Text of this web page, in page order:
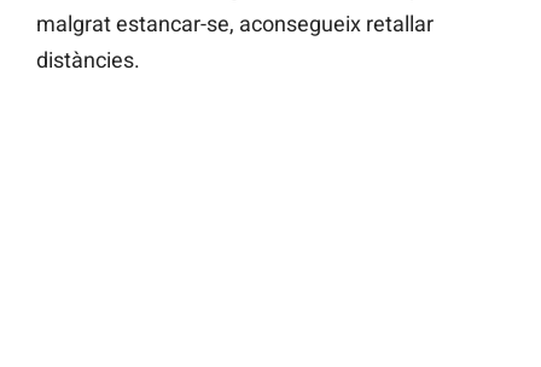
malgrat estancar-se, aconsegueix retallar
distàncies.